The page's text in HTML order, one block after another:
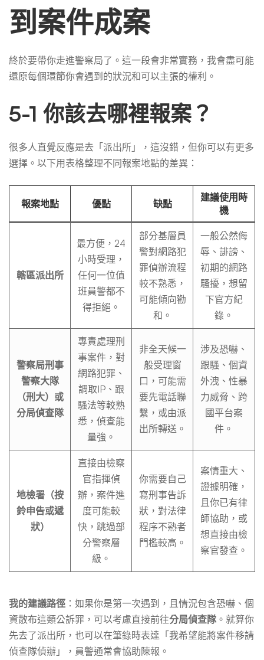
到案件成案
終於要帶你走進警察局了。這一段會非常實務，我會盡可能
還原每個環節你會遇到的狀況和可以主張的權利。
5-1 你該去哪裡報案？
很多人直覺反應是去「派出所」，這沒錯，但你可以有更多
選擇。以下用表格整理不同報案地點的差異：
報案地點 優點 缺點
建議使用時
機
轄區派出所
最方便，24
小時受理，
任何一位值
班員警都不
得拒絕。
部分基層員
警對網路犯
罪偵辦流程
較不熟悉，
可能傾向勸
和。
一般公然侮
辱、誹謗、
初期的網路
騷擾，想留
下官方紀
錄。
警察局刑事
警察大隊
（刑大）或
分局偵查隊
專責處理刑
事案件，對
網路犯罪、
調取IP、跟
騷法等較熟
悉，偵查能
量強。
非全天候一
般受理窗
口，可能需
要先電話聯
繫，或由派
出所轉送。
涉及恐嚇、
跟騷、個資
外洩、性暴
力威脅、跨
國平台案
件。
地檢署（按
鈴申告或遞
狀）
直接由檢察
官指揮偵
辦，案件進
度可能較
快，跳過部
分警察層
級。
你需要自己
寫刑事告訴
狀，對法律
程序不熟者
門檻較高。
案情重大、
證據明確，
且你已有律
師協助，或
想直接由檢
察官發查。
我的建議路徑 ：如果你是第一次遇到，且情況包含恐嚇、個
資散布這類公訴罪，可以考慮直接前往分局偵查隊。就算你
先去了派出所，也可以在筆錄時表達「我希望能將案件移請
偵查隊偵辦」，員警通常會協助陳報。